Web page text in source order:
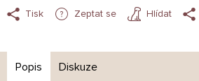
Tisk Zeptat se Hlídat
Popis Diskuze